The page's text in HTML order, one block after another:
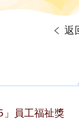
返
員工福祉獎